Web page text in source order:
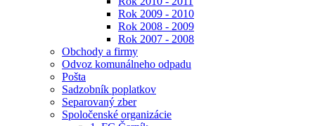
Rok 2009 - 2010
Rok 2008 - 2009
Rok 2007 - 2008
Obchody a firmy
Odvoz komunálneho odpadu
Pošta
Sadzobník poplatkov
Separovaný zber
Spoločenské organizácie